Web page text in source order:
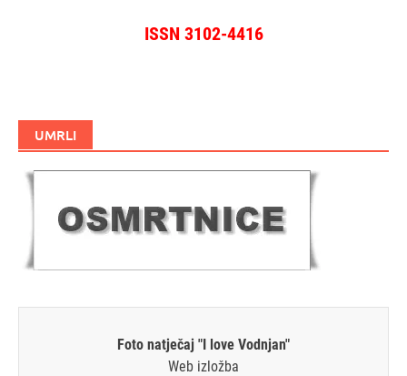
ISSN 3102-4416
UMRLI
Foto natječaj "I love Vodnjan"
Web izložba